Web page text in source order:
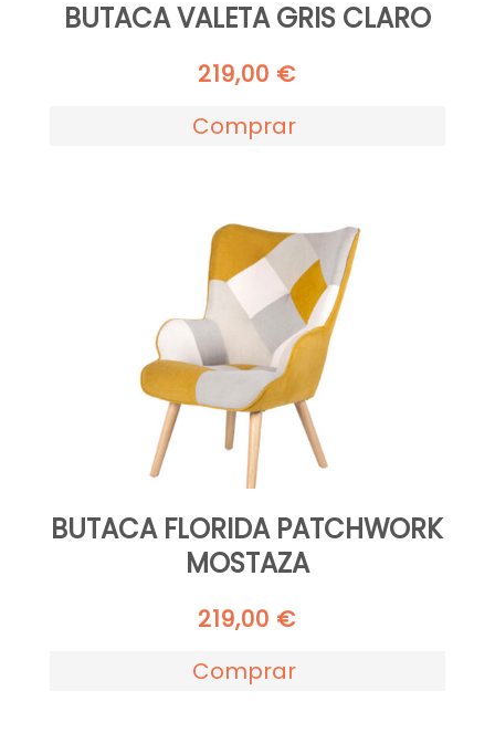
BUTACA VALETA GRIS CLARO
219,00 €
Comprar
BUTACA FLORIDA PATCHWORK
MOSTAZA
219,00 €
Comprar